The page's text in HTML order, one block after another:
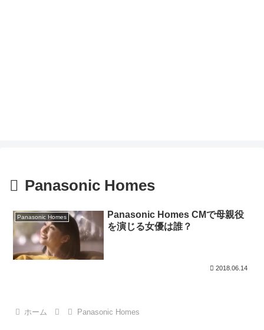
Panasonic Homes
Panasonic Homes
Panasonic Homes CMで母親役
を演じる女優は誰？
2018.06.14
ホーム Panasonic Homes